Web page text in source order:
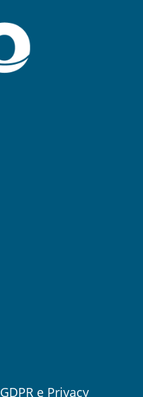
GDPR e Privacy